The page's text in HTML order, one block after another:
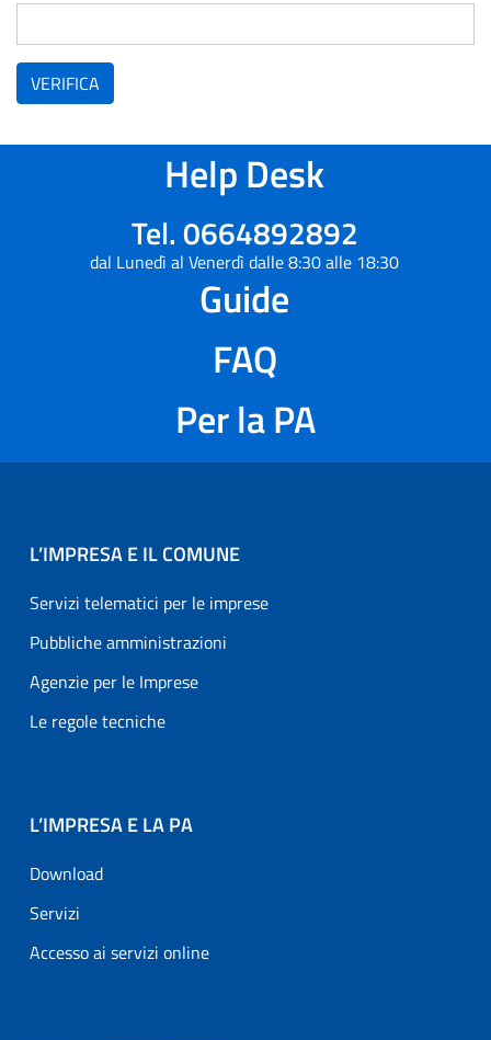
VERIFICA
Help Desk
Tel. 0664892892
dal Lunedì al Venerdì dalle 8:30 alle 18:30
Guide
FAQ
Per la PA
L’IMPRESA E IL COMUNE
Servizi telematici per le imprese
Pubbliche amministrazioni
Agenzie per le Imprese
Le regole tecniche
L’IMPRESA E LA PA
Download
Servizi
Accesso ai servizi online